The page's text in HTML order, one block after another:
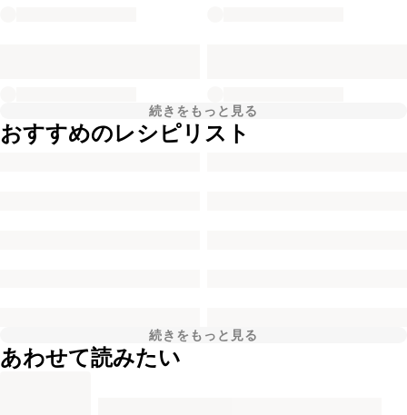
続きをもっと見る
おすすめのレシピリスト
続きをもっと見る
あわせて読みたい